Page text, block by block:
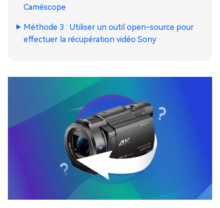
Caméscope
Méthode 3 : Utiliser un outil open-source pour
effectuer la récupération vidéo Sony